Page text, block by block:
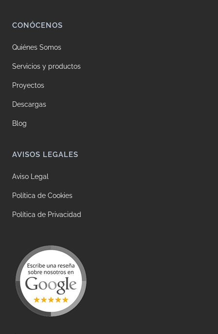
CONÓCENOS
Quiénes Somos
Servicios y productos
Proyectos
Descargas
Blog
AVISOS LEGALES
Aviso Legal
Política de Cookies
Política de Privacidad